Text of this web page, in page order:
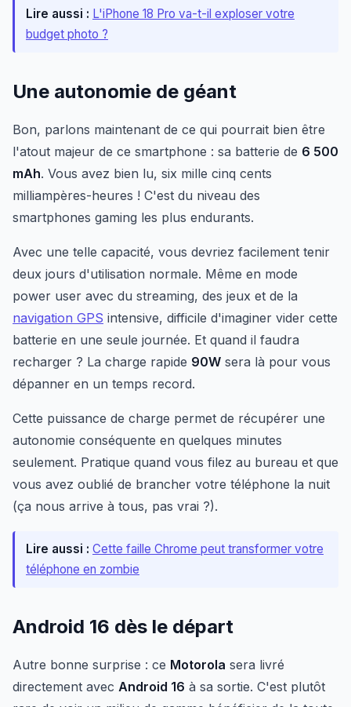
Lire aussi : L'iPhone 18 Pro va-t-il exploser votre
budget photo ?
Une autonomie de géant
Bon, parlons maintenant de ce qui pourrait bien être
l'atout majeur de ce smartphone : sa batterie de 6 500
mAh. Vous avez bien lu, six mille cinq cents
milliampères-heures ! C'est du niveau des
smartphones gaming les plus endurants.
Avec une telle capacité, vous devriez facilement tenir
deux jours d'utilisation normale. Même en mode
power user avec du streaming, des jeux et de la
navigation GPS intensive, difficile d'imaginer vider cette
batterie en une seule journée. Et quand il faudra
recharger ? La charge rapide 90W sera là pour vous
dépanner en un temps record.
Cette puissance de charge permet de récupérer une
autonomie conséquente en quelques minutes
seulement. Pratique quand vous filez au bureau et que
vous avez oublié de brancher votre téléphone la nuit
(ça nous arrive à tous, pas vrai ?).
Lire aussi : Cette faille Chrome peut transformer votre
téléphone en zombie
Android 16 dès le départ
Autre bonne surprise : ce Motorola sera livré
directement avec Android 16 à sa sortie. C'est plutôt